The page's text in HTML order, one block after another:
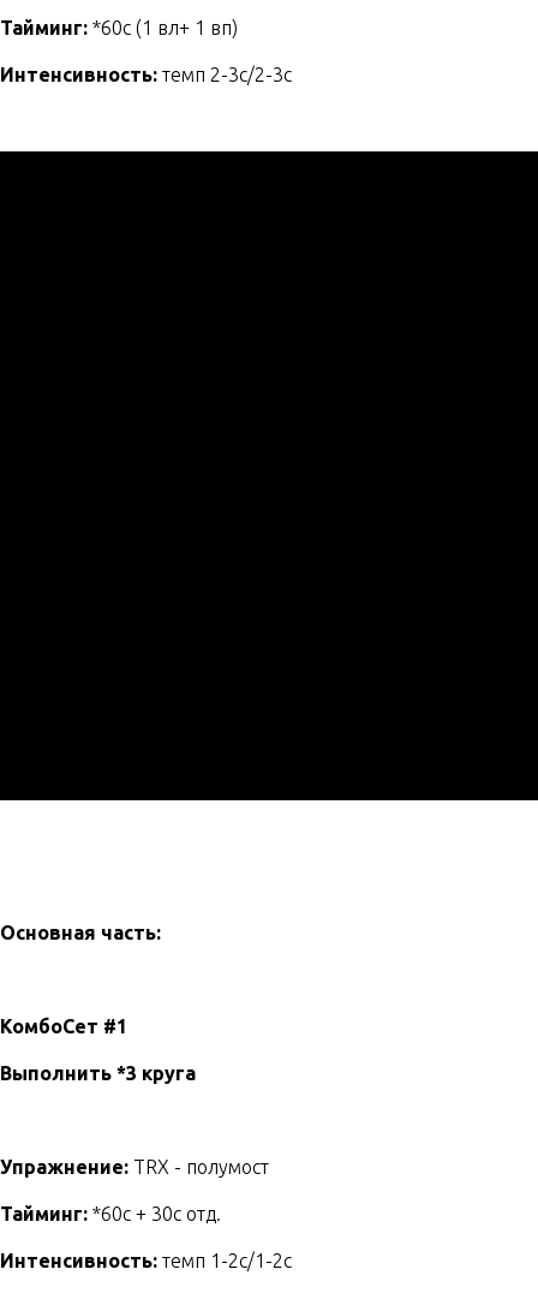
Тайминг: *60с (1 вл+ 1 вп)
Интенсивность: темп 2-3с/2-3с
Основная часть:
КомбоСет #1
Выполнить *3 круга
Упражнение: TRX - полумост
Тайминг: *60с + 30с отд.
Интенсивность: темп 1-2с/1-2c